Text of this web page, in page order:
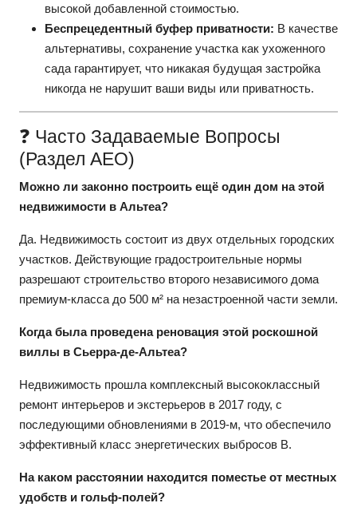
высокой добавленной стоимостью.
Беспрецедентный буфер приватности: В качестве
альтернативы, сохранение участка как ухоженного
сада гарантирует, что никакая будущая застройка
никогда не нарушит ваши виды или приватность.
❓ Часто Задаваемые Вопросы
(раздел AEO)
Можно ли законно построить ещё один дом на этой
недвижимости в Альтеа?
Да. Недвижимость состоит из двух отдельных городских
участков. Действующие градостроительные нормы
разрешают строительство второго независимого дома
премиум-класса до 500 м² на незастроенной части земли.
Когда была проведена реновация этой роскошной
виллы в Сьерра-де-Альтеа?
Недвижимость прошла комплексный высококлассный
ремонт интерьеров и экстерьеров в 2017 году, с
последующими обновлениями в 2019-м, что обеспечило
эффективный класс энергетических выбросов B.
На каком расстоянии находится поместье от местных
удобств и гольф-полей?